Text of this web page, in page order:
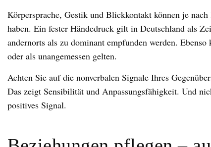
Körpersprache, Gestik und Blickkontakt können je
haben. Ein fester Händedruck gilt in Deutschland als
andernorts als zu dominant empfunden werden.
oder als unangemessen gelten.
Achten Sie auf die nonverbalen Signale Ihres
Das zeigt Sensibilität und Anpassungsfähigkeit. Und
positives Signal.